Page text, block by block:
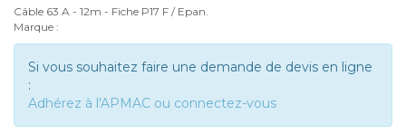
Câble 63 A - 12m - Fiche P17 F / Epan.
Marque :
Si vous souhaitez faire une demande de devis en ligne
:
Adhérez à l'APMAC ou connectez-vous